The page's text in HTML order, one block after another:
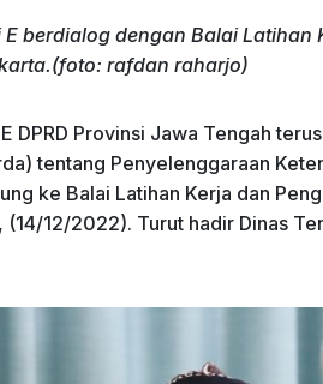
e
a
m
ai ar
e
berdialog dengan Balai
rafdan raharjo)
DPRD Provinsi Jawa Tengah
tentang Penyelenggaraan
ke Balai Latihan Kerja dan
12/2022). Turut hadir Dinas